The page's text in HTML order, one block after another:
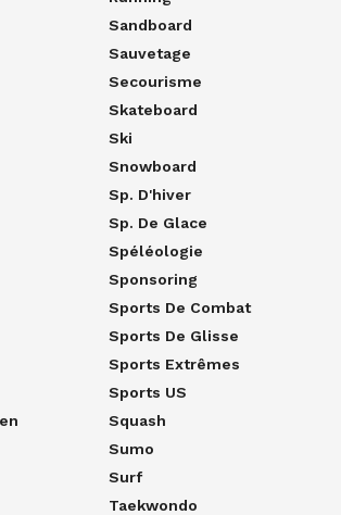
Sandboard
Sauvetage
Secourisme
Skateboard
Ski
Snowboard
Sp. D'hiver
Sp. De Glace
Spéléologie
Sponsoring
Sports De Combat
Sports De Glisse
Sports Extrêmes
Sports US
Squash
Sumo
Surf
Taekwondo